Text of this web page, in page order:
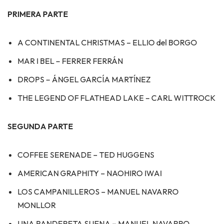
PRIMERA PARTE
A CONTINENTAL CHRISTMAS – ELLIO del BORGO
MAR I BEL – FERRER FERRÁN
DROPS – ÁNGEL GARCÍA MARTÍNEZ
THE LEGEND OF FLATHEAD LAKE – CARL WITTROCK
SEGUNDA PARTE
COFFEE SERENADE – TED HUGGENS
AMERICAN GRAPHITY – NAOHIRO IWAI
LOS CAMPANILLEROS – MANUEL NAVARRO
MONLLOR